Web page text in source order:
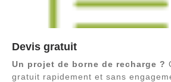
Devis gratuit
Un projet de borne de recharge ?
gratuit rapidement et sans